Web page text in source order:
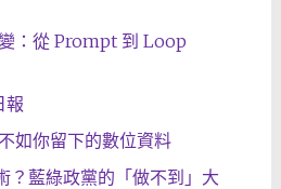
：從 Prompt 到 Loop
報
如你留下的數位資料
？藍綠政黨的「做不到」大